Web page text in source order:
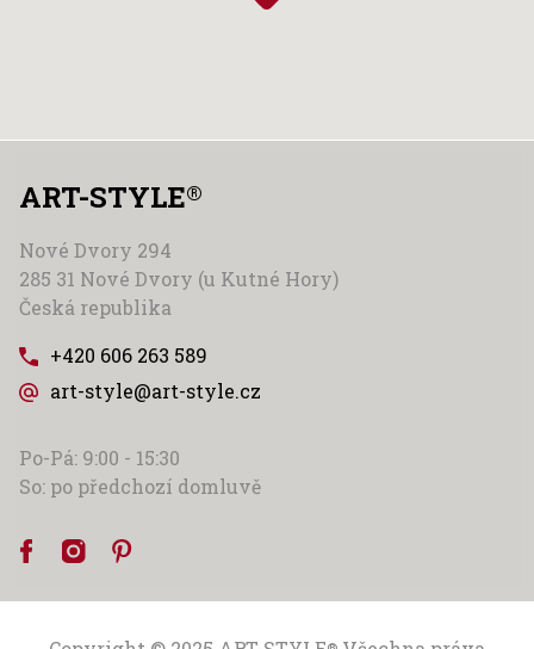
ART-STYLE®
Nové Dvory 294
285 31 Nové Dvory (u Kutné Hory)
Česká republika
+420 606 263 589
art-style@art-style.cz
Po-Pá: 9:00 - 15:30
So: po předchozí domluvě